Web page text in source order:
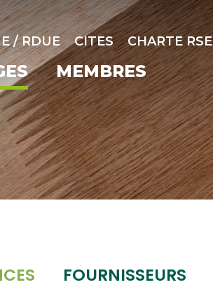
/ RDUE CITES CHARTE RSE
MEMBRES
FOURNISSEURS